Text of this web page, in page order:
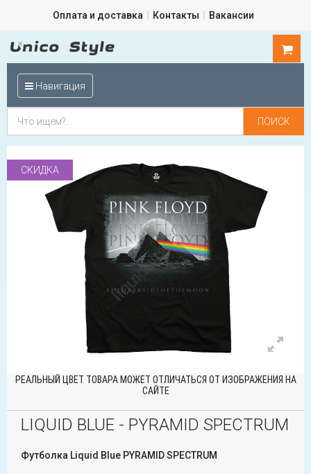
Оплата и доставка Контакты Вакансии
Навигация
СКИДКА
РЕАЛЬНЫЙ ЦВЕТ ТОВАРА МОЖЕТ ОТЛИЧАТЬСЯ ОТ ИЗОБРАЖЕНИЯ НА
САЙТЕ
LIQUID BLUE - PYRAMID SPECTRUM
Футболка Liquid Blue PYRAMID SPECTRUM